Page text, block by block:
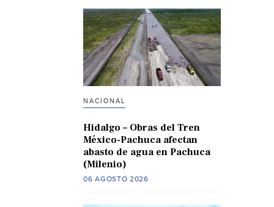
NACIONAL
Hidalgo – Obras del Tren
México-Pachuca afectan
abasto de agua en Pachuca
(Milenio)
06 AGOSTO 2026